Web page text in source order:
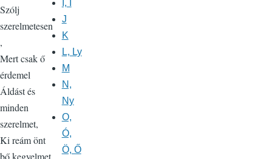
Szólj
szerelmetesen
,
Mert csak ő
érdemel
Áldást és
minden
szerelmet,
Ki reám önt
bő kegyelmet,
I, Í
J
K
L, Ly
M
N,
Ny
O,
Ó,
Ö, Ő